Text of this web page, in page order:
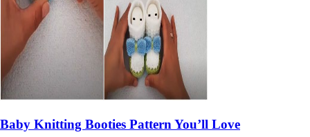
Baby Knitting Booties Pattern You’ll Love